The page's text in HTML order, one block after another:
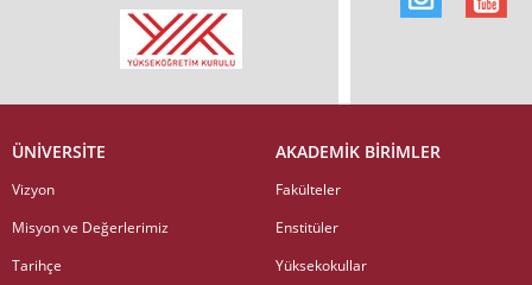
ÜNİVERSİTE
Vizyon
Misyon ve Değerlerimiz
Tarihçe
AKADEMİK BİRİMLER
Fakülteler
Enstitüler
Yüksekokullar